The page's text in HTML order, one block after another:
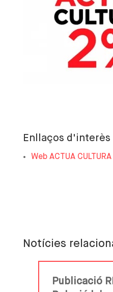
Enllaços d'interès
Web ACTUA CULTURA
Notícies
Publicació